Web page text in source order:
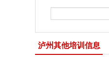
泸州其他培训信息